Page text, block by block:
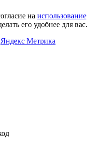
на использование
его удобнее для вас.
Яндекс Метрика